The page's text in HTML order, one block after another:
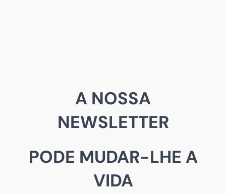
A NOSSA
NEWSLETTER
PODE MUDAR-LHE A
VIDA